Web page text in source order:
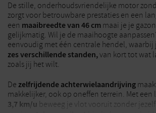
De stille, onderhoudsvriendelijke motor
zorgt voor betrouwbare prestaties en een
een maaibreedte van 46 cm maai je je
gelijkmatig. Wil je de maaihoogte
eenvoudig met één centrale hendel, waarbij
zes verschillende standen,van kort tot wat
zoals jij het wilt.
De zelfrijdende achterwielaandrijving
makkelijker, ook op oneffen terrein. Met een
3,7 km/u beweeg je vlot vooruit zonder